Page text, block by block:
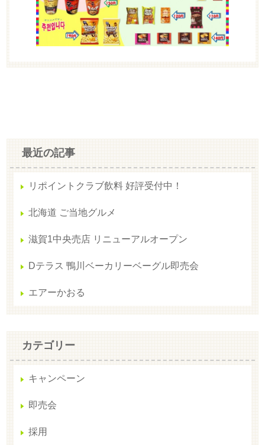
最近の記事
リポイントクラブ飲料 好評受付中！
北海道 ご当地グルメ
滋賀1中央売店 リニューアルオープン
Dテラス 鴨川ベーカリーベーグル即売会
エアーかおる
カテゴリー
キャンペーン
即売会
採用